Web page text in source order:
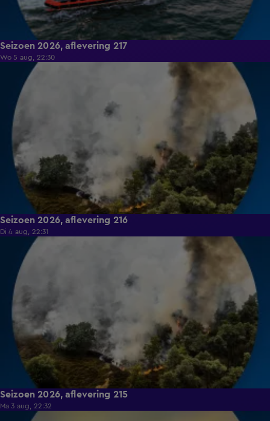
Seizoen 2026, aflevering 217
Wo 5 aug, 22:30
Seizoen 2026, aflevering 216
Di 4 aug, 22:31
Seizoen 2026, aflevering 215
Ma 3 aug, 22:32